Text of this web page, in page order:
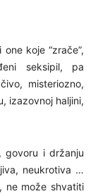
koje “zrače”,
seksipil, pa
misteriozno,
izazovnoj haljini,
govoru i držanju
neukrotiva …
ne može shvatiti